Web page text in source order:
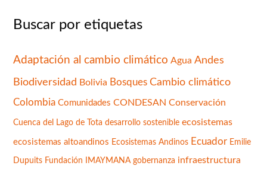
Buscar por etiquetas
Adaptación al cambio climático Agua Andes
Biodiversidad Bolivia Bosques Cambio climático
Colombia Comunidades CONDESAN Conservación
Cuenca del Lago de Tota desarrollo sostenible ecosistemas
ecosistemas altoandinos Ecosistemas Andinos Ecuador Emilie
Dupuits Fundación IMAYMANA gobernanza infraestructura